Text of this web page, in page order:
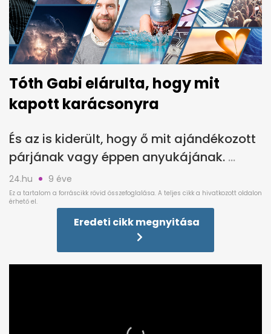
Tóth Gabi elárulta, hogy mit
kapott karácsonyra
És az is kiderült, hogy ő mit ajándékozott
párjának vagy éppen anyukájának.
24.hu 9 éve
Eredeti cikk megnyitása